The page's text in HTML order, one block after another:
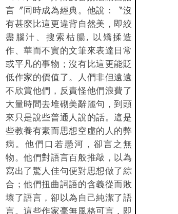
言〞同時成為經典。他說：〝沒
有甚麼比這更違背自然美，即絞
盡腦汁、搜索枯腸, 以矯揉造
作、華而不實的文筆來表達日常
或平凡的事物；沒有比這更能貶
低作家的價值了。人們非但遠遠
不欣賞他們，反責怪他們浪費了
大量時間去堆砌美辭麗句，到頭
來只是說些普通人說的話。這是
些教養有素而思想空虛的人的弊
病。他們口若懸河，卻言之無
物。他們對語言百般推敲，以為
寫出了驚人佳句便對思想做了綜
合；他們扭曲詞語的含義從而敗
壞了語言，卻以為自己純潔了語
言。這些作家毫無風格可言，即